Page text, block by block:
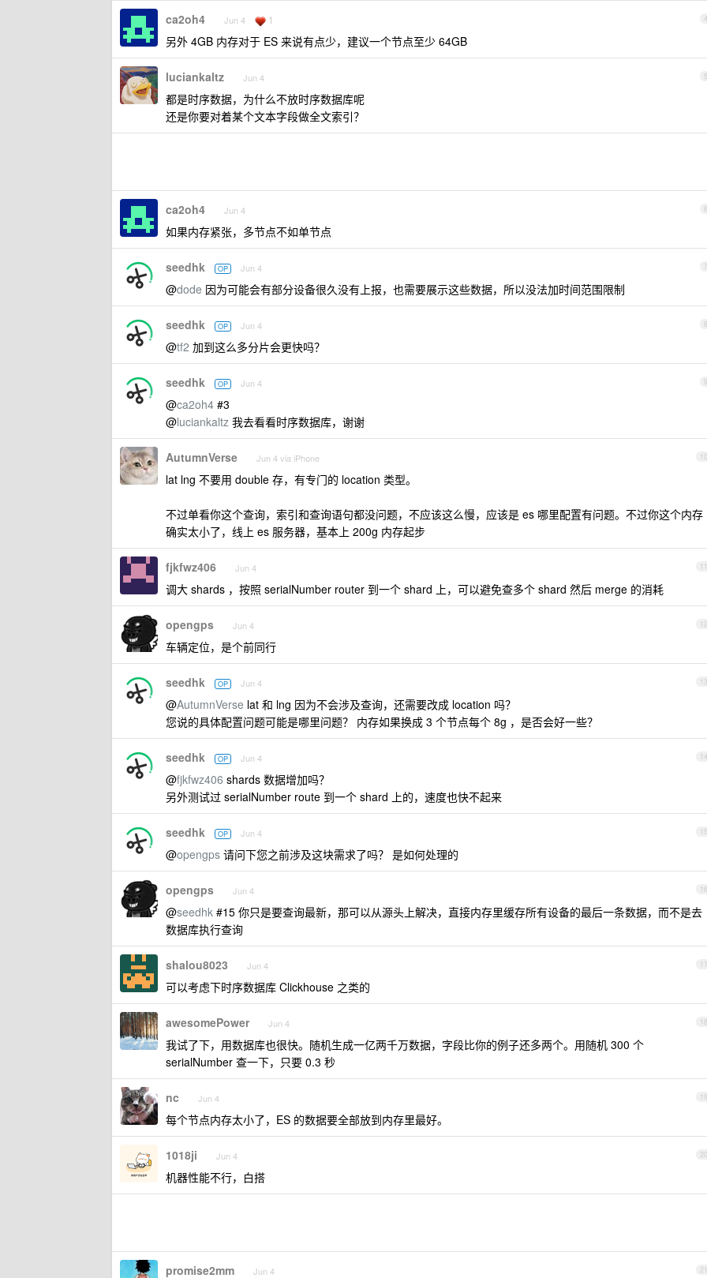
4
ca2oh4 Jun 4 1
另外 4GB 内存对于 ES 来说有点少，建议一个节点至少 64GB
5
luciankaltz Jun 4
都是时序数据，为什么不放时序数据库呢
还是你要对着某个文本字段做全文索引？
6
ca2oh4 Jun 4
如果内存紧张，多节点不如单节点
7
seedhk OP Jun 4
@dode 因为可能会有部分设备很久没有上报，也需要展示这些数据，所以没法加时间范围限制
8
seedhk OP Jun 4
@tf2 加到这么多分片会更快吗？
9
seedhk OP Jun 4
@ca2oh4 #3
@luciankaltz 我去看看时序数据库，谢谢
10
AutumnVerse Jun 4 via iPhone
lat lng 不要用 double 存，有专门的 location 类型。
不过单看你这个查询，索引和查询语句都没问题，不应该这么慢，应该是 es 哪里配置有问题。不过你这个内存
确实太小了，线上 es 服务器，基本上 200g 内存起步
11
fjkfwz406 Jun 4
调大 shards ，按照 serialNumber router 到一个 shard 上，可以避免查多个 shard 然后 merge 的消耗
12
opengps Jun 4
车辆定位，是个前同行
13
seedhk OP Jun 4
@AutumnVerse lat 和 lng 因为不会涉及查询，还需要改成 location 吗？
您说的具体配置问题可能是哪里问题？ 内存如果换成 3 个节点每个 8g ，是否会好一些？
14
seedhk OP Jun 4
@fjkfwz406 shards 数据增加吗？
另外测试过 serialNumber route 到一个 shard 上的，速度也快不起来
15
seedhk OP Jun 4
@opengps 请问下您之前涉及这块需求了吗？ 是如何处理的
16
opengps Jun 4
@seedhk #15 你只是要查询最新，那可以从源头上解决，直接内存里缓存所有设备的最后一条数据，而不是去
数据库执行查询
17
shalou8023 Jun 4
可以考虑下时序数据库 Clickhouse 之类的
18
awesomePower Jun 4
我试了下，用数据库也很快。随机生成一亿两千万数据，字段比你的例子还多两个。用随机 300 个
serialNumber 查一下，只要 0.3 秒
19
nc Jun 4
每个节点内存太小了，ES 的数据要全部放到内存里最好。
20
1018ji Jun 4
机器性能不行，白搭
21
promise2mm Jun 4